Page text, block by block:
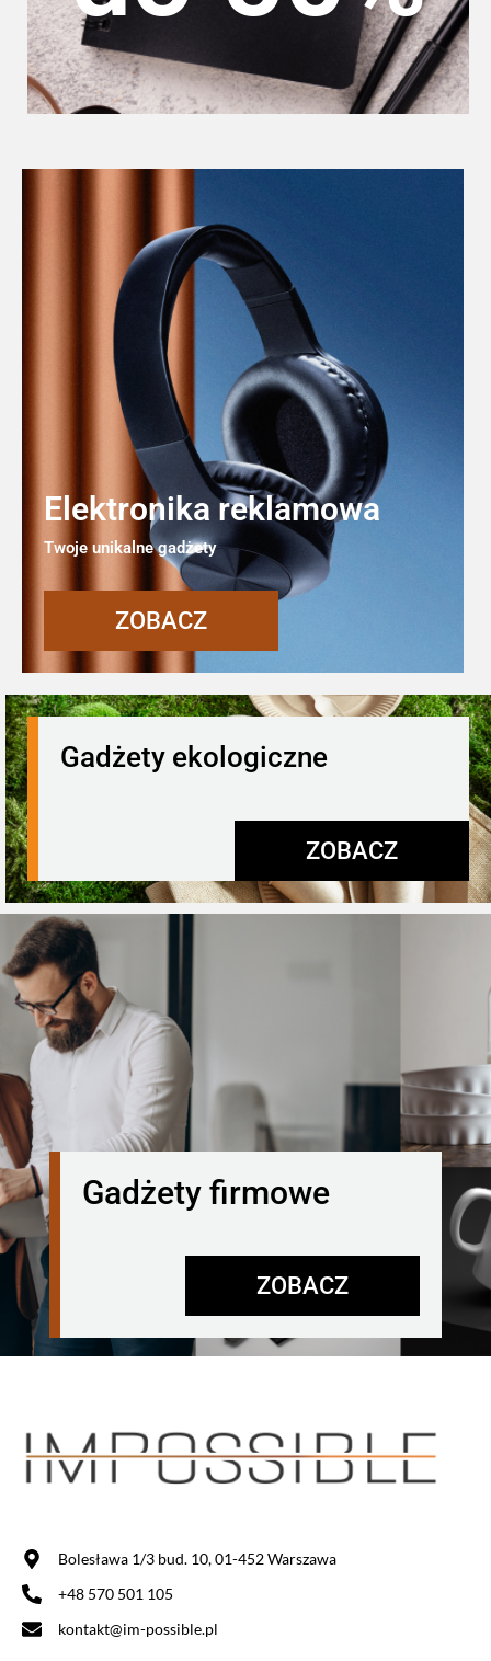
Elektronika reklamowa
Twoje unikalne gadżety
ZOBACZ
Gadżety ekologiczne
ZOBACZ
Gadżety firmowe
ZOBACZ
Bolesława 1/3 bud. 10, 01-452 Warszawa
+48 570 501 105
kontakt@im-possible.pl